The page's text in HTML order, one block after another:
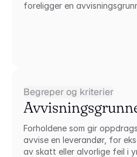
foreligger en
Begreper og kriterier
Forholdene som gir
avvise en leverandør, for
av skatt eller alvorlige feil i